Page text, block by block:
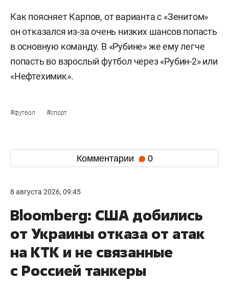
Как поясняет Карпов, от варианта с «Зенитом»
он отказался из-за очень низких шансов попасть
в основную команду. В «Рубине» же ему легче
попасть во взрослый футбол через «Рубин-2» или
«Нефтехимик».
#футбол #спорт
Комментарии 0
8 августа 2026, 09:45
Bloomberg: США добились
от Украины отказа от атак
на КТК и не связанные
с Россией танкеры